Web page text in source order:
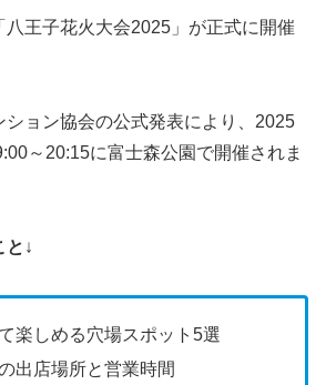
八王子花火大会2025」が正式に開催
ション協会の公式発表により、2025
～20:15に富士森公園で開催されま
と ↓
楽しめる穴場スポット5選
出店場所と営業時間